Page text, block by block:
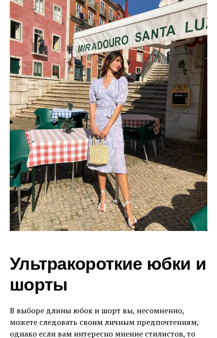
Ультракороткие юбки и
шорты
В выборе длины юбок и шорт вы, несомненно,
можете следовать своим личным предпочтениям,
однако если вам интересно мнение стилистов, то